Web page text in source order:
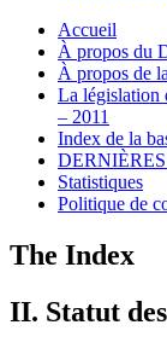
Accueil
À propos du
À propos de
La législation
– 2011
Index de la
Statistiques
Politique de
The Index
II. Statut